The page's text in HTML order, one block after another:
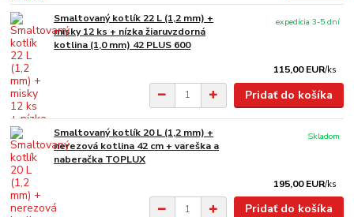
Smaltovaný kotlík 22 L (1,2 mm) +
misky 12 ks + nízka žiaruvzdorná
kotlina (1,0 mm) 42 PLUS 600
115,00 EUR/ks
expedícia 3-5 dní
Pridať do košíka
Smaltovaný kotlík 20 L (1,2 mm) +
nerezová kotlina 42 cm + vareška a
naberačka TOPLUX
195,00 EUR/ks
Skladom
Pridať do košíka